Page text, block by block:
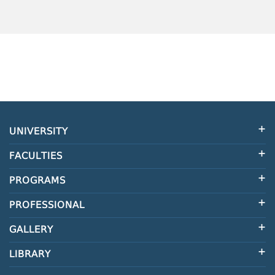
UNIVERSITY
FACULTIES
PROGRAMS
PROFESSIONAL
GALLERY
LIBRARY